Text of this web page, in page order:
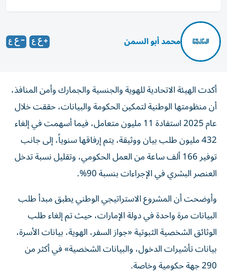
محمد أبو السمن
أكدت الهيئة الاتحادية للهوية والجنسية والجمارك وأمن المنافذ،
أن منظومتها الوطنية لتمكين الحكومة والبيانات، حققت خلال
عام 2025 استفادة 11 مليون متعامل، فيما أسهمت في إلغاء
432 مليون طلب بيان ووثيقة، يتم إرفاقها سنوياً، إلى جانب
توفير 166 ألف ساعة من العمل الحكومي، وتقليل نسبة تدخل
العنصر البشري في الإجراءات بنسبة 90%.
وأوضحت أن المشروع الاستراتيجي الوطني يطبق مبدأ طلب
البيانات مرة واحدة في دولة الإمارات، حيث تم إلغاء طلب
الوثائق الشخصية الثبوتية «جواز السفر، الهوية، بيانات الأسرة،
بيانات تأشيرات الدخول، والبيانات الشخصية» في أكثر من
290 جهة حكومية وخاصة.